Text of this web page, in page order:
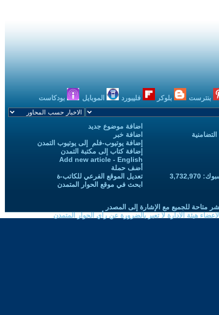
بنترست بلوكر فليبورد الموبايل بودكاست
اضافة موضوع جديد
اضافة خبر
إضافة يوتيوب-فلم إلى يوتيوب التمدن
إضافة كتاب إلى مكتبة التمدن
Add new article - English
أضف حملة
تعديل الموقع الفرعي للكاتب-ة
ابحث في موقع الحوار المتمدن
متاحة للجميع مع الإشارة إلى المصدر
هيئة الادارة لا تعبر بالضرورة عن رأي الحوار المتمدن